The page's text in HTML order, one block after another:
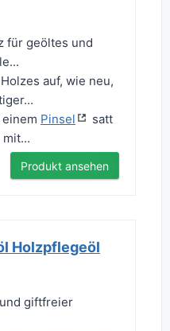
für geöltes und
auf, wie neu,
einem Pinsel
satt
Produkt ansehen
Holzpflegeöl
giftfreier